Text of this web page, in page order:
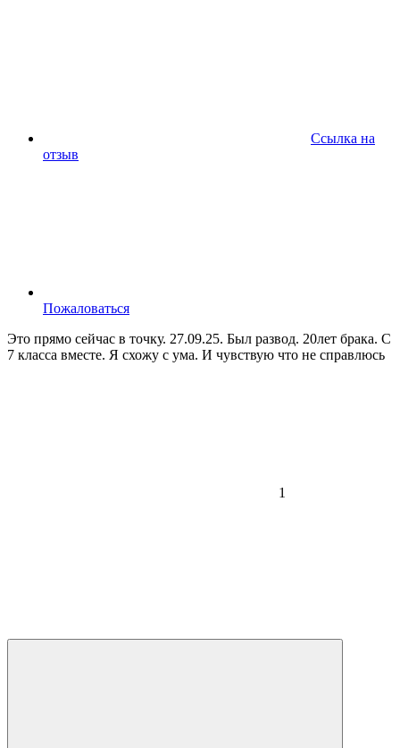
Ссылка на
отзыв
Пожаловаться
Это прямо сейчас в точку. 27.09.25. Был развод. 20лет брака. С
7 класса вместе. Я схожу с ума. И чувствую что не справлюсь
1